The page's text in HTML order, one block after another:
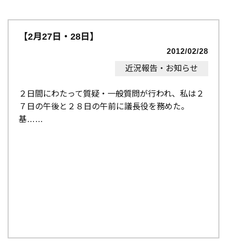
【2月27日・28日】
2012/02/28
近況報告・お知らせ
２日間にわたって質疑・一般質問が行われ、私は２
７日の午後と２８日の午前に議長役を務めた。
基…